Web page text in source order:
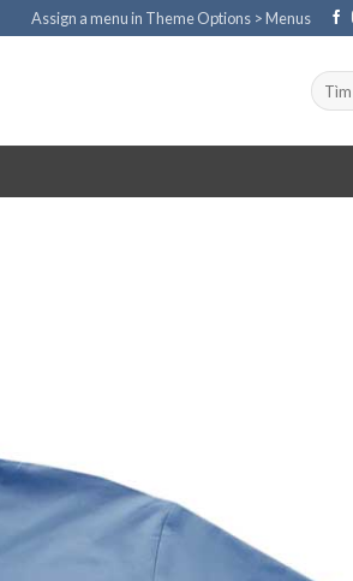
Assign a menu in Theme Options > Menus
Tìm
kiếm: